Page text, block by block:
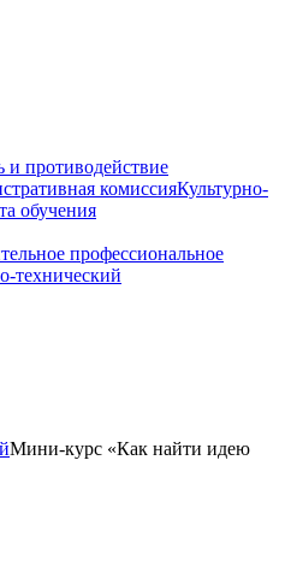
и противодействие
комиссияКультурно-
обучения
профессиональное
технический
Мини-курс «Как найти идею